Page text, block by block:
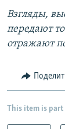
Взгляды,
передают
отражают
This item is part